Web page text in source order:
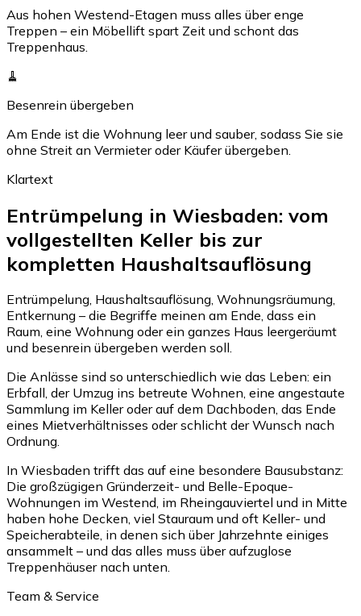
Aus hohen Westend-Etagen muss alles über enge
Treppen – ein Möbellift spart Zeit und schont das
Treppenhaus.
🧹
Besenrein übergeben
Am Ende ist die Wohnung leer und sauber, sodass Sie sie
ohne Streit an Vermieter oder Käufer übergeben.
Klartext
Entrümpelung in Wiesbaden: vom
vollgestellten Keller bis zur
kompletten Haushaltsauflösung
Entrümpelung, Haushaltsauflösung, Wohnungsräumung,
Entkernung – die Begriffe meinen am Ende, dass ein
Raum, eine Wohnung oder ein ganzes Haus leergeräumt
und besenrein übergeben werden soll.
Die Anlässe sind so unterschiedlich wie das Leben: ein
Erbfall, der Umzug ins betreute Wohnen, eine angestaute
Sammlung im Keller oder auf dem Dachboden, das Ende
eines Mietverhältnisses oder schlicht der Wunsch nach
Ordnung.
In Wiesbaden trifft das auf eine besondere Bausubstanz:
Die großzügigen Gründerzeit- und Belle-Epoque-
Wohnungen im Westend, im Rheingauviertel und in Mitte
haben hohe Decken, viel Stauraum und oft Keller- und
Speicherabteile, in denen sich über Jahrzehnte einiges
ansammelt – und das alles muss über aufzuglose
Treppenhäuser nach unten.
Team & Service